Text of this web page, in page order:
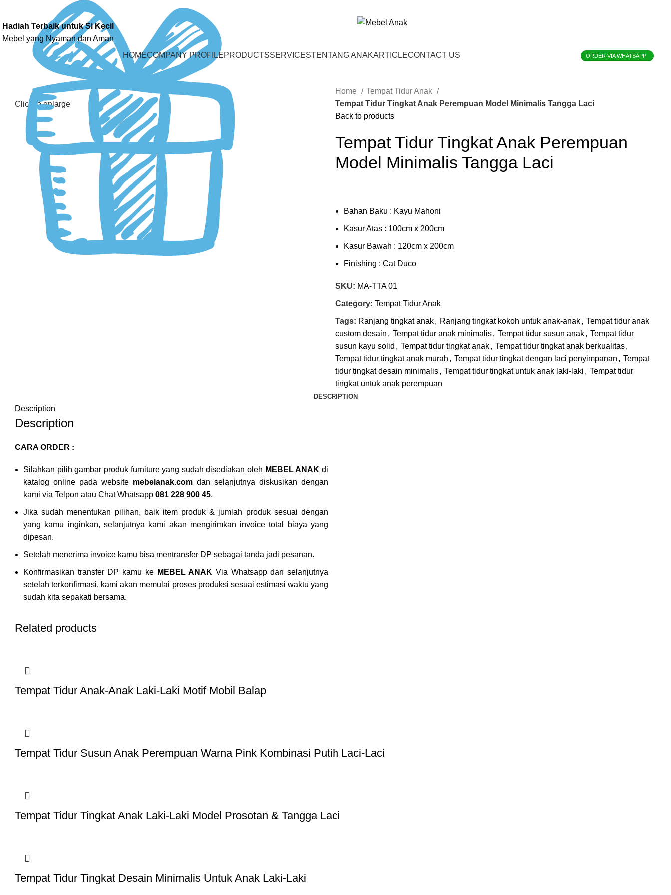
Hadiah Terbaik untuk Si Kecil
Mebel yang Nyaman dan Aman
HOMECOMPANY PROFILEPRODUCTSSERVICESTENTANG ANAKARTICLECONTACT US ORDER VIA WHATSAPP
Click to enlarge
Home
Tempat Tidur Anak
Tempat Tidur Tingkat Anak Perempuan Model Minimalis Tangga Laci
Back to products
Tempat Tidur Tingkat Anak Perempuan
Model Minimalis Tangga Laci
Bahan Baku : Kayu Mahoni
Kasur Atas : 100cm x 200cm
Kasur Bawah : 120cm x 200cm
Finishing : Cat Duco
SKU: MA-TTA 01
Category: Tempat Tidur Anak
Tags: Ranjang tingkat anak, Ranjang tingkat kokoh untuk anak-anak, Tempat tidur anak
custom desain , Tempat tidur anak minimalis, Tempat tidur susun anak, Tempat tidur
susun kayu solid , Tempat tidur tingkat anak, Tempat tidur tingkat anak berkualitas,
Tempat tidur tingkat anak murah , Tempat tidur tingkat dengan laci penyimpanan , Tempat
tidur tingkat desain minimalis, Tempat tidur tingkat untuk anak laki-laki , Tempat tidur
tingkat untuk anak perempuan
DESCRIPTION
Description
Description
CARA ORDER :
Silahkan pilih gambar produk furniture yang sudah disediakan oleh MEBEL ANAK di
katalog online pada website mebelanak.com dan selanjutnya diskusikan dengan
kami via Telpon atau Chat Whatsapp 081 228 900 45.
Jika sudah menentukan pilihan, baik item produk & jumlah produk sesuai dengan
yang kamu inginkan, selanjutnya kami akan mengirimkan invoice total biaya yang
dipesan.
Setelah menerima invoice kamu bisa mentransfer DP sebagai tanda jadi pesanan.
Konfirmasikan transfer DP kamu ke MEBEL ANAK Via Whatsapp dan selanjutnya
setelah terkonfirmasi, kami akan memulai proses produksi sesuai estimasi waktu yang
sudah kita sepakati bersama.
Related products
Tempat Tidur Anak-Anak Laki-Laki Motif Mobil Balap
Tempat Tidur Susun Anak Perempuan Warna Pink Kombinasi Putih Laci-Laci
Tempat Tidur Tingkat Anak Laki-Laki Model Prosotan & Tangga Laci
Tempat Tidur Tingkat Desain Minimalis Untuk Anak Laki-Laki